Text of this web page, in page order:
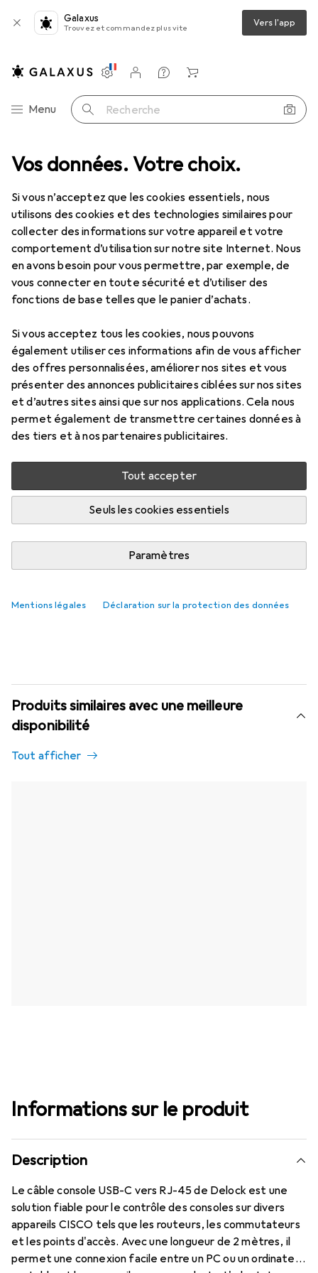
Vos données. Votre choix.
Si vous n’acceptez que les cookies essentiels, nous
utilisons des cookies et des technologies similaires pour
collecter des informations sur votre appareil et votre
comportement d’utilisation sur notre site Internet. Nous
en avons besoin pour vous permettre, par exemple, de
vous connecter en toute sécurité et d’utiliser des
fonctions de base telles que le panier d’achats.
Si vous acceptez tous les cookies, nous pouvons
également utiliser ces informations afin de vous afficher
des offres personnalisées, améliorer nos sites et vous
présenter des annonces publicitaires ciblées sur nos sites
et d’autres sites ainsi que sur nos applications. Cela nous
permet également de transmettre certaines données à
des tiers et à nos partenaires publicitaires.
Tout accepter
Seuls les cookies essentiels
Paramètres
Mentions légales Déclaration sur la protection des données
Galaxus
Trouvez et commandez plus vite Vers l'app
Navigation par catégorie
Menu Recherche
Paramètres
Compte client
Listes de comparaison
Listes d'envies
Panier
Câble réseau Delock Câble de console USB-C à RJ-45, 2m
4 images
Delock Câble de console USB-C à RJ-
45, 2m
Prix en EUR TVA incl.
EUR
56,45
10
Évaluations Marque
Plus de produits Delock
7 pièces en stock chez le fournisseur
M'informer si le produit est disponible plus tôt
Ajouter au panier
Produits similaires avec une meilleure
disponibilité
Tout afficher
Informations sur le produit
Description
Le câble console USB-C vers RJ-45 de Delock est une
solution fiable pour le contrôle des consoles sur divers
appareils CISCO tels que les routeurs, les commutateurs
et les points d'accès. Avec une longueur de 2 mètres, il
permet une connexion facile entre un PC ou un ordinateur